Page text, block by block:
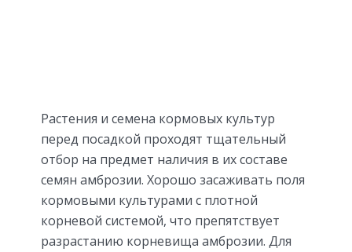
Растения и семена кормовых культур
перед посадкой проходят тщательный
отбор на предмет наличия в их составе
семян амброзии. Хорошо засаживать поля
кормовыми культурами с плотной
корневой системой, что препятствует
разрастанию корневища амброзии. Для